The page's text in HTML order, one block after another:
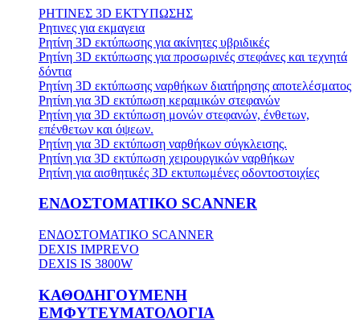
ΡΗΤΙΝΕΣ 3D ΕΚΤΥΠΩΣΗΣ
Ρητινες για εκμαγεια
Ρητίνη 3D εκτύπωσης για ακίνητες υβριδικές
Ρητίνη 3D εκτύπωσης για προσωρινές στεφάνες και τεχνητά
δόντια
Ρητίνη 3D εκτύπωσης ναρθήκων διατήρησης αποτελέσματος
Ρητίνη για 3D εκτύπωση κεραμικών στεφανών
Ρητίνη για 3D εκτύπωση μονών στεφανών, ένθετων,
επένθετων και όψεων.
Ρητίνη για 3D εκτύπωση ναρθήκων σύγκλεισης.
Ρητίνη για 3D εκτύπωση χειρουργικών ναρθήκων
Ρητίνη για αισθητικές 3D εκτυπωμένες οδοντοστοιχίες
ΕΝΔΟΣΤΟΜΑΤΙΚΟ SCANNER
ΕΝΔΟΣΤΟΜΑΤΙΚΟ SCANNER
DEXIS IMPREVO
DEXIS IS 3800W
ΚΑΘΟΔΗΓΟΥΜΕΝΗ
ΕΜΦΥΤΕΥΜΑΤΟΛΟΓΙΑ